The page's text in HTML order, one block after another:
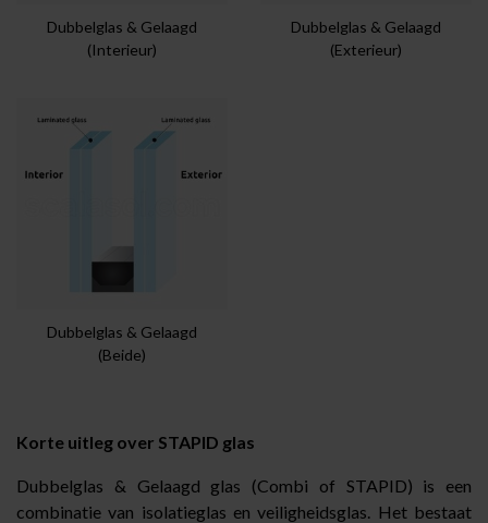
Dubbelglas & Gelaagd
(Interieur)
Dubbelglas & Gelaagd
(Exterieur)
Dubbelglas & Gelaagd
(Beide)
Korte uitleg over STAPID glas
Dubbelglas & Gelaagd glas (Combi of STAPID) is een
combinatie van isolatieglas en veiligheidsglas. Het bestaat